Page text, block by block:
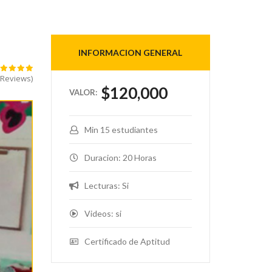
starstarstarstar
INFORMACION GENERAL
$120,000
Min 15 estudiantes
Duracion: 20 Horas
Lecturas: Si
Videos: si
Certificado de Aptitud